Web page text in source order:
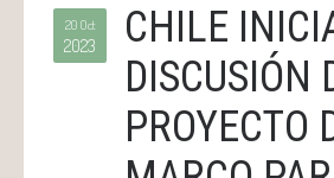
20 Oct
2023
CHILE
DISCUSIÓN
PROYECTO